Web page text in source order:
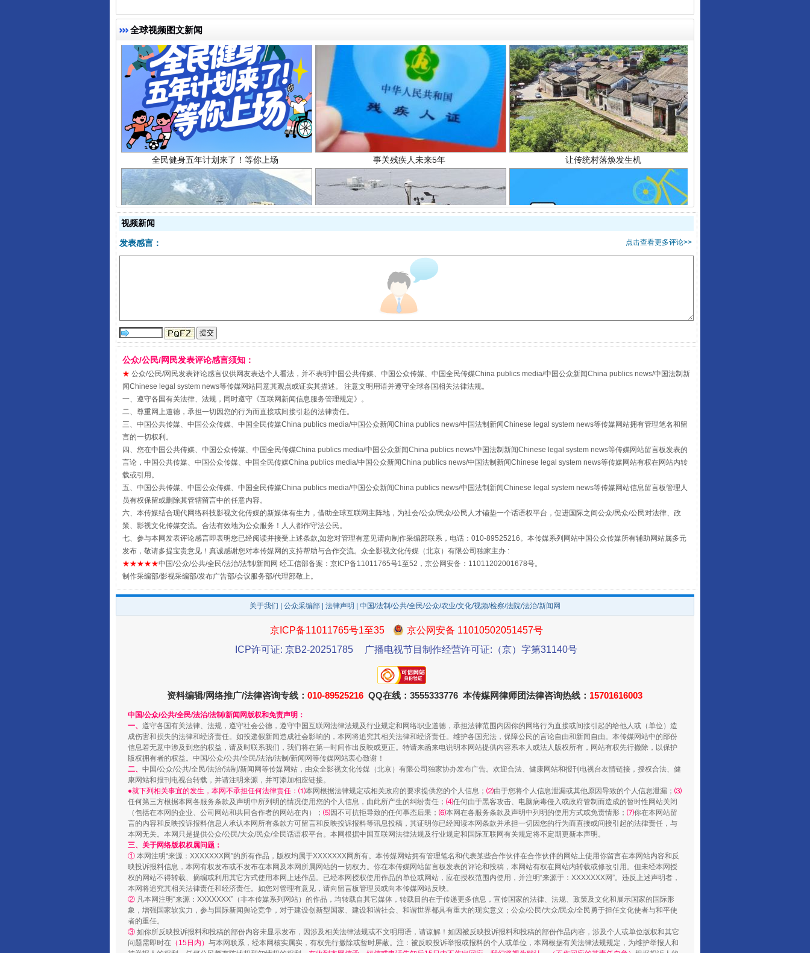
全球视频图文新闻
全民健身五年计划来了！等你上场 事关残疾人未来5年 让传统村落焕发生机
国家大学科技园优化重塑工作
扯下公款旅游的“隐身衣” 如何以同查同治破解风腐交织难题
“蜀中异人”王建安的艺术幻境 一颗心始终滚烫 还老百姓一个明白家底
完善运行机制助力责任有效落实 一纸欠条伤亲情 巡回调解促和解..
视频新闻
点击查看更多评论>>
发表感言：
公众/公民/网民发表评论感言须知：
★ 公众/公民/网民发表评论感言仅供网友表达个人看法，并不表明中国公共传媒、中国公众传媒、中国全民传媒China publics media/中国公众新闻China publics news/中国法制新
闻Chinese legal system news等传媒网站同意其观点或证实其描述。 注意文明用语并遵守全球各国相关法律法规。
一、遵守各国有关法律、法规，同时遵守《互联网新闻信息服务管理规定》。
二、尊重网上道德，承担一切因您的行为而直接或间接引起的法律责任。
三、中国公共传媒、中国公众传媒、中国全民传媒China publics media/中国公众新闻China publics news/中国法制新闻Chinese legal system news等传媒网站拥有管理笔名和留
言的一切权利。
四、您在中国公共传媒、中国公众传媒、中国全民传媒China publics media/中国公众新闻China publics news/中国法制新闻Chinese legal system news等传媒网站留言板发表的
言论，中国公共传媒、中国公众传媒、中国全民传媒China publics media/中国公众新闻China publics news/中国法制新闻Chinese legal system news等传媒网站有权在网站内转
载或引用。
五、中国公共传媒、中国公众传媒、中国全民传媒China publics media/中国公众新闻China publics news/中国法制新闻Chinese legal system news等传媒网站信息留言板管理人
员有权保留或删除其管辖留言中的任意内容。
六、本传媒结合现代网络科技影视文化传媒的新媒体有生力，借助全球互联网主阵地，为社会/公众/民众/公民人才铺垫一个话语权平台，促进国际之间公众/民众/公民对法律、政
策、影视文化传媒交流。合法有效地为公众服务！人人都作守法公民。
七、参与本网发表评论感言即表明您已经阅读并接受上述条款,如您对管理有意见请向制作采编部联系，电话：010-89525216。本传媒系列网站中国公众传媒所有辅助网站属多元
发布，敬请多提宝贵意见！真诚感谢您对本传媒网的支持帮助与合作交流。众全影视文化传媒（北京）有限公司独家主办 :
★★★★★中国/公众/公共/全民/法治/法制/新闻网 经工信部备案：京ICP备11011765号1至52，京公网安备：11011202001678号。
制作采编部/影视采编部/发布广告部/会议服务部/代理部敬上。
关于我们 公众采编部 法律声明 | 中国/法制/公共/全民/公众/农业/文化/视频/检察/法院/法治/新闻网
京ICP备11011765号1至35
京公网安备 11010502051457号
ICP许可证: 京B2-20251785
广播电视节目制作经营许可证:（京）字第31140号
资料编辑/网络推广/法律咨询专线： 010-89525216 QQ在线：3555333776 本传媒网律师团法律咨询热线： 15701616003
中国/公众/公共/全民/法治/法制/新闻网版权和免责声明：
一、 遵守各国有关法律、法规，遵守社会公德，遵守中国互联网法律法规及行业规定和网络职业道德，承担法律范围内因你的网络行为直接或间接引起的给他人或（单位）造
成伤害和损失的法律和经济责任。如投递假新闻造成社会影响的，本网将追究其相关法律和经济责任。维护各国宪法，保障公民的言论自由和新闻自由。本传媒网站中的部份
信息若无意中涉及到您的权益，请及时联系我们，我们将在第一时间作出反映或更正。特请来函来电说明本网站提供内容系本人或法人版权所有，网站有权先行撤除，以保护
版权拥有者的权益。中国/公众/公共/全民/法治/法制/新闻网等传媒网站衷心致谢！
二、 中国/公众/公共/全民/法治/法制/新闻网等传媒网站，由众全影视文化传媒（北京）有限公司独家协办发布广告。欢迎合法、健康网站和报刊电视台友情链接，授权合法、健
康网站和报刊电视台转载，并请注明来源，并可添加相应链接。
●就下列相关事宜的发生，本网不承担任何法律责任：⑴本网根据法律规定或相关政府的要求提供您的个人信息； ⑵由于您将个人信息泄漏或其他原因导致的个人信息泄漏； ⑶
任何第三方根据本网各服务条款及声明中所列明的情况使用您的个人信息，由此所产生的纠纷责任； ⑷任何由于黑客攻击、电脑病毒侵入或政府管制而造成的暂时性网站关闭
（包括在本网的企业、公司网站和共同合作者的网站在内）； ⑸因不可抗拒导致的任何事态后果； ⑹本网在各服务条款及声明中列明的使用方式或免责情形； ⑺你在本网站留
言的内容和反映投诉报料信息人承认本网所有条款方可留言和反映投诉报料等讯息投稿，其证明你已经阅读本网条款并承担一切因您的行为而直接或间接引起的法律责任，与
本网无关。本网只是提供公众/公民/大众/民众/全民话语权平台。本网根据中国互联网法律法规及行业规定和国际互联网有关规定将不定期更新本声明。
三、关于网络版权权属问题：
① 本网注明“来源：XXXXXXX网”的所有作品，版权均属于XXXXXXX网所有。本传媒网站拥有管理笔名和代表某些合作伙伴在合作伙伴的网站上使用你留言在本网站内容和反
映投诉报料信息，本网有权发布或不发布在本网及本网所属网站的一切权力。你在本传媒网站留言板发表的评论和投稿，本网站有权在网站内转载或修改引用。但未经本网授
权的网站不得转载、摘编或利用其它方式使用本网上述作品。已经本网授权使用作品的单位或网站，应在授权范围内使用，并注明“来源于：XXXXXXX网”。违反上述声明者，
本网将追究其相关法律责任和经济责任。如您对管理有意见，请向留言板管理员或向本传媒网站反映。
② 凡本网注明“来源：XXXXXXX”（非本传媒系列网站）的作品，均转载自其它媒体，转载目的在于传递更多信息，宣传国家的法律、法规、政策及文化和展示国家的国际形
象，增强国家软实力，参与国际新闻舆论竞争，对于建设创新型国家、建设和谐社会、和谐世界都具有重大的现实意义；公众/公民/大众/民众/全民勇于担任文化使者与和平使
者的重任。
③ 如你所反映投诉报料和投稿的部份内容未显示发布，因涉及相关法律法规或不文明用语，请谅解！如因被反映投诉报料和投稿的部份作品内容，涉及个人或单位版权和其它
问题需即时在 （15日内） 与本网联系，经本网核实属实，有权先行撤除或暂时屏蔽。注：被反映投诉举报或报料的个人或单位，本网根据有关法律法规规定，为维护举报人和